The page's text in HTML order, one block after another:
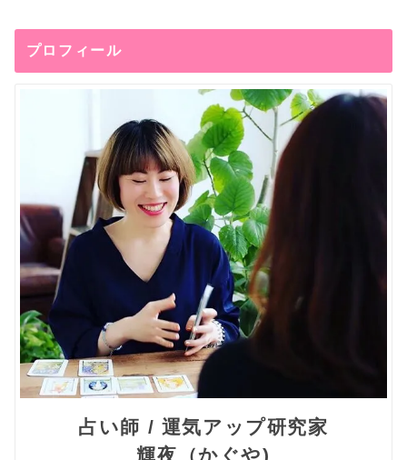
プロフィール
占い師 / 運気アップ研究家
輝夜（かぐや)